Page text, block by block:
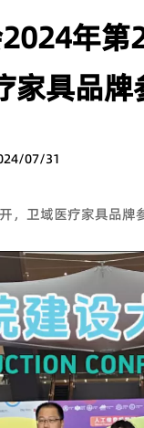
年
家具品牌
07/31
，卫域医疗家具品牌